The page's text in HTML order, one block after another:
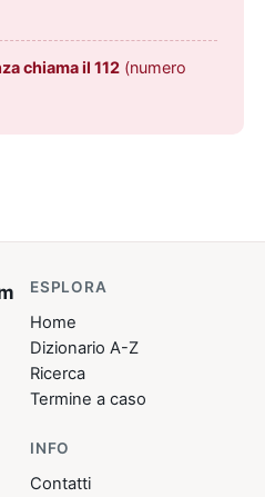
chiama il 112 (numero
ESPLORA
Home
Dizionario A-Z
Ricerca
Termine a caso
INFO
Contatti